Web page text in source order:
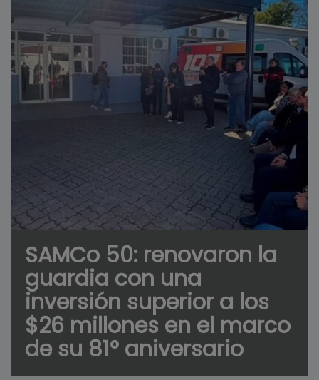
SAMCo 50: renovaron la
guardia con una
inversión superior a los
$26 millones en el marco
de su 81° aniversario